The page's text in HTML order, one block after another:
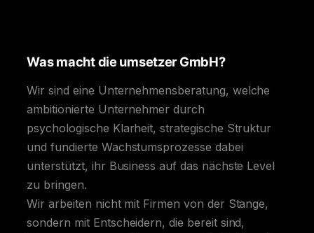
Was macht die umsetzer GmbH?
Wir sind eine Unternehmensberatung, welche
ambitionierte Unternehmer durch
psychologische Klarheit, strategische Struktur
und fundierte Wachstumsprozesse dabei
unterstützt, ihr Business auf das nächste Level
zu bringen.
Wir arbeiten nicht mit Firmen von der Stange,
sondern mit Entscheidern, die bereit sind,